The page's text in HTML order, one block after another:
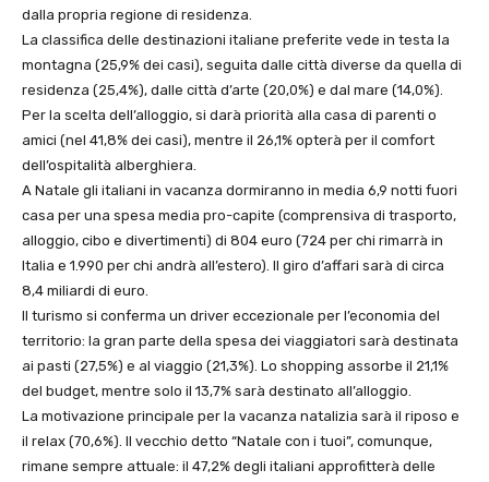
dalla propria regione di residenza.
La classifica delle destinazioni italiane preferite vede in testa la
montagna (25,9% dei casi), seguita dalle città diverse da quella di
residenza (25,4%), dalle città d’arte (20,0%) e dal mare (14,0%).
Per la scelta dell’alloggio, si darà priorità alla casa di parenti o
amici (nel 41,8% dei casi), mentre il 26,1% opterà per il comfort
dell’ospitalità alberghiera.
A Natale gli italiani in vacanza dormiranno in media 6,9 notti fuori
casa per una spesa media pro-capite (comprensiva di trasporto,
alloggio, cibo e divertimenti) di 804 euro (724 per chi rimarrà in
Italia e 1.990 per chi andrà all’estero). Il giro d’affari sarà di circa
8,4 miliardi di euro.
Il turismo si conferma un driver eccezionale per l’economia del
territorio: la gran parte della spesa dei viaggiatori sarà destinata
ai pasti (27,5%) e al viaggio (21,3%). Lo shopping assorbe il 21,1%
del budget, mentre solo il 13,7% sarà destinato all’alloggio.
La motivazione principale per la vacanza natalizia sarà il riposo e
il relax (70,6%). Il vecchio detto “Natale con i tuoi”, comunque,
rimane sempre attuale: il 47,2% degli italiani approfitterà delle